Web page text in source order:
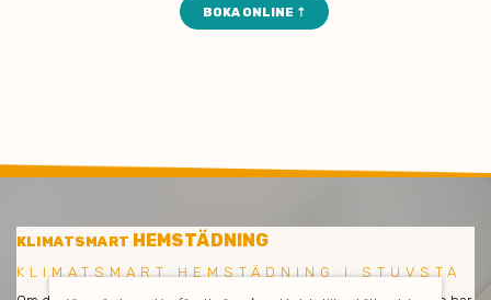
BOKA ONLINE ⇡
KLIMATSMART HEMSTÄDNING
KLIMATSMART HEMSTÄDNING I STUVSTA